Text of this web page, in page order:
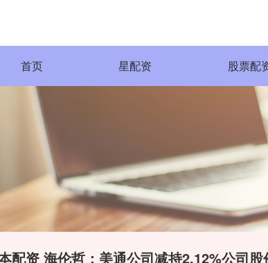
首页 星配资 股票配
配资 海伦哲：美通公司减持2.12%公司股